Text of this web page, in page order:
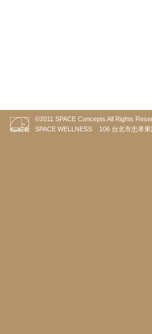
©2011 SPACE Concepts All Rights
SPACE WELLNESS 106 台北市忠孝